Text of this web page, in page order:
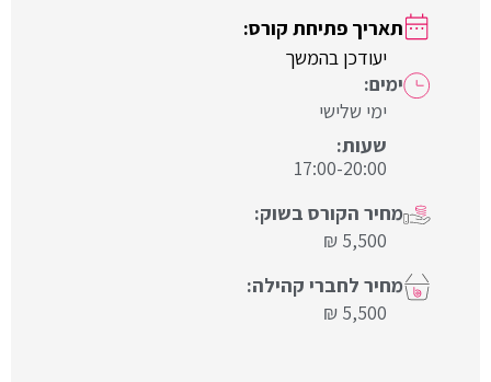
יעודכן בהמשך
ימי שלישי
17:00-20:00
5,500 ₪
5,500 ₪